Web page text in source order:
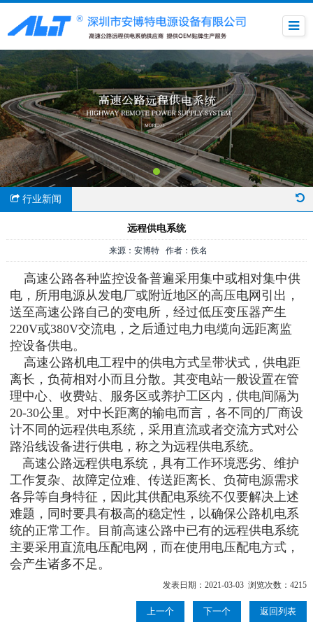
行业新闻
远程供电系统
来源：安博特 作者：佚名
高速公路各种监控设备普遍采用集中或相对集中供
电，所用电源从发电厂或附近地区的高压电网引出，
送至高速公路自己的变电所，经过低压变压器产生
220V或380V交流电，之后通过电力电缆向远距离监
控设备供电。
高速公路机电工程中的供电方式呈带状式，供电距
离长，负荷相对小而且分散。其变电站一般设置在管
理中心、收费站、服务区或养护工区内，供电间隔为
20-30公里。对中长距离的输电而言，各不同的厂商设
计不同的远程供电系统，采用直流或者交流方式对公
路沿线设备进行供电，称之为远程供电系统。
高速公路远程供电系统，具有工作环境恶劣、维护
工作复杂、故障定位难、传送距离长、负荷电源需求
各异等自身特征，因此其供配电系统不仅要解决上述
难题，同时要具有极高的稳定性，以确保公路机电系
统的正常工作。目前高速公路中已有的远程供电系统
主要采用直流电压配电网，而在使用电压配电方式，
会产生诸多不足。
发表日期：2021-03-03 浏览次数：4215
上一个 下一个 返回列表